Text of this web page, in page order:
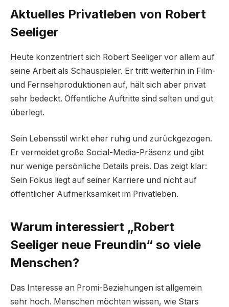
Aktuelles Privatleben von Robert
Seeliger
Heute konzentriert sich Robert Seeliger vor allem auf
seine Arbeit als Schauspieler. Er tritt weiterhin in Film-
und Fernsehproduktionen auf, hält sich aber privat
sehr bedeckt. Öffentliche Auftritte sind selten und gut
überlegt.
Sein Lebensstil wirkt eher ruhig und zurückgezogen.
Er vermeidet große Social-Media-Präsenz und gibt
nur wenige persönliche Details preis. Das zeigt klar:
Sein Fokus liegt auf seiner Karriere und nicht auf
öffentlicher Aufmerksamkeit im Privatleben.
Warum interessiert „Robert
Seeliger neue Freundin“ so viele
Menschen?
Das Interesse an Promi-Beziehungen ist allgemein
sehr hoch. Menschen möchten wissen, wie Stars